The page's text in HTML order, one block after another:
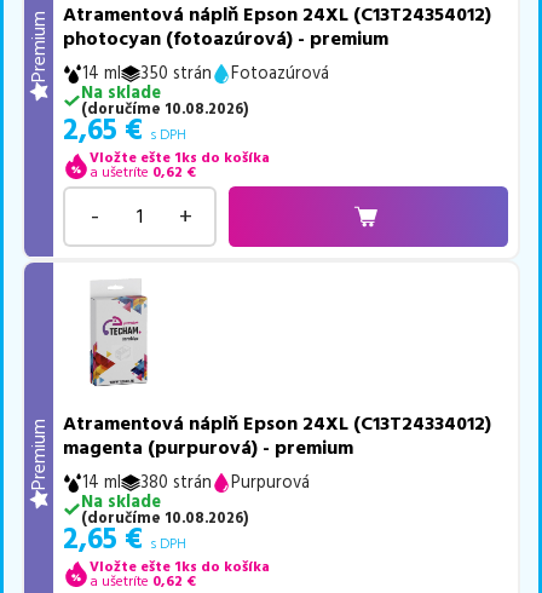
Premium
Atramentová náplň Epson 24XL (C13T24354012)
photocyan (fotoazúrová) - premium
14 ml 350 strán
Fotoazúrová
Na sklade
(doručíme 10.08.2026)
2,65 € s DPH
Vložte ešte 1ks do košíka
a ušetríte 0,62 €
- +
Premium
Atramentová náplň Epson 24XL (C13T24334012)
magenta (purpurová) - premium
14 ml 380 strán
Purpurová
Na sklade
(doručíme 10.08.2026)
2,65 € s DPH
Vložte ešte 1ks do košíka
a ušetríte 0,62 €